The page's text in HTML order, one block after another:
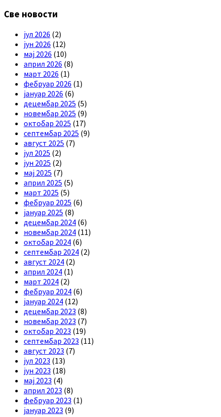
Све новости
јул 2026 (2)
јун 2026 (12)
мај 2026 (10)
април 2026 (8)
март 2026 (1)
фебруар 2026 (1)
јануар 2026 (6)
децембар 2025 (5)
новембар 2025 (9)
октобар 2025 (17)
септембар 2025 (9)
август 2025 (7)
јул 2025 (2)
јун 2025 (2)
мај 2025 (7)
април 2025 (5)
март 2025 (5)
фебруар 2025 (6)
јануар 2025 (8)
децембар 2024 (6)
новембар 2024 (11)
октобар 2024 (6)
септембар 2024 (2)
август 2024 (2)
април 2024 (1)
март 2024 (2)
фебруар 2024 (6)
јануар 2024 (12)
децембар 2023 (8)
новембар 2023 (7)
октобар 2023 (19)
септембар 2023 (11)
август 2023 (7)
јул 2023 (13)
јун 2023 (18)
мај 2023 (4)
април 2023 (8)
фебруар 2023 (1)
јануар 2023 (9)